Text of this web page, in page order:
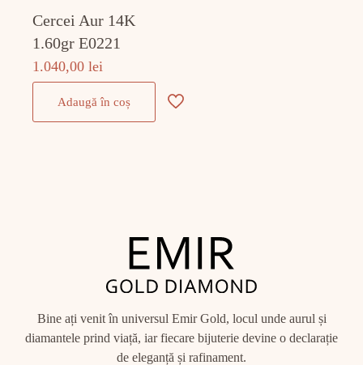
Cercei Aur 14K
1.60gr E0221
1.040,00lei
Adaugă în coș
Bine ați venit în universul Emir Gold, locul unde aurul și
diamantele prind viață, iar fiecare bijuterie devine o declarație
de eleganță și rafinament.